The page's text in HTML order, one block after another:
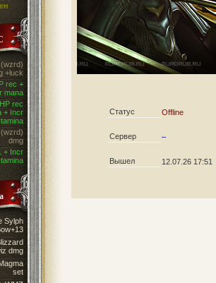
+luck
rec +
mana
rec
+ Incr
dmg
+ Incr
Sylph
dmg
set
Статус Offline
Сервер –
Вышел 12.07.26 17:51